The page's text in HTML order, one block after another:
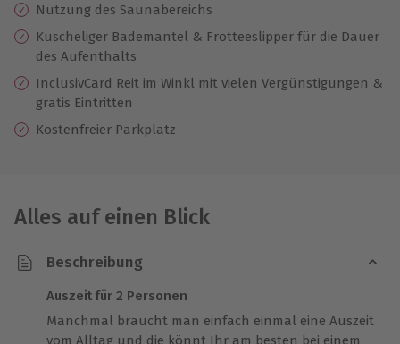
Nutzung des Saunabereichs
Kuscheliger Bademantel & Frotteeslipper für die Dauer
des Aufenthalts
InclusivCard Reit im Winkl mit vielen Vergünstigungen &
gratis Eintritten
Kostenfreier Parkplatz
Alles auf einen Blick
Beschreibung
Auszeit für 2 Personen
Manchmal braucht man einfach einmal eine Auszeit
vom Alltag und die könnt Ihr am besten bei einem